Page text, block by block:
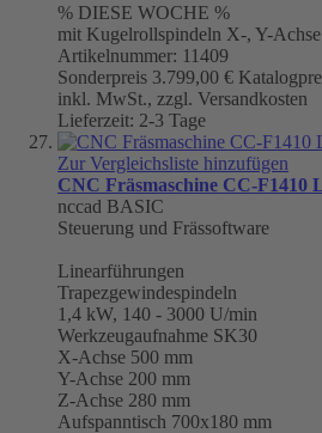
% DIESE WOCHE %
mit Kugelrollspindeln X-, Y-Achse
Artikelnummer: 11409
Sonderpreis 3.799,00 €
inkl. MwSt., zzgl. Versandkosten
Lieferzeit: 2-3 Tage
Zur Vergleichsliste hinzufügen
CNC Fräsmaschine CC-F1410
nccad BASIC
Steuerung und Frässoftware
Linearführungen
Trapezgewindespindeln
1,4 kW, 140 - 3000 U/min
Werkzeugaufnahme SK30
X-Achse 500 mm
Y-Achse 200 mm
Z-Achse 280 mm
Aufspanntisch 700x180 mm